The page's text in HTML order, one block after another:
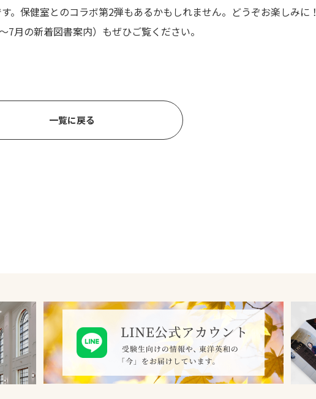
。保健室とのコラボ第2弾もあるかもしれません。どうぞお楽しみに！
～7月の新着図書案内）もぜひご覧ください。
一覧に戻る